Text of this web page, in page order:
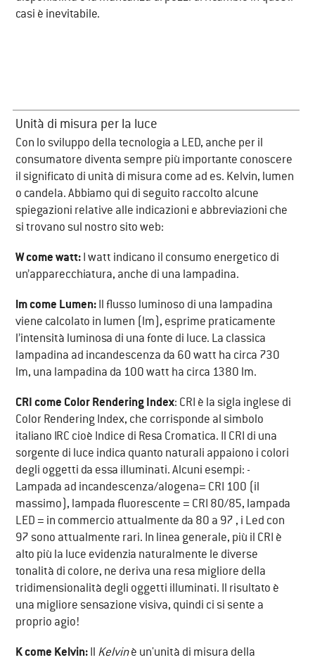
casi è inevitabile.
Unità di misura per la luce
​Con lo sviluppo della tecnologia a LED, anche per il
consumatore diventa sempre più importante conoscere
il significato di unità di misura come ad es. Kelvin, lumen
o candela. Abbiamo qui di seguito raccolto alcune
spiegazioni relative alle indicazioni e abbreviazioni che
si trovano sul nostro sito web:
W come watt: I watt indicano il consumo energetico di
un’apparecchiatura, anche di una lampadina.
lm come Lumen: Il flusso luminoso di una lampadina
viene calcolato in lumen (lm), esprime praticamente
l’intensità luminosa di una fonte di luce. La classica
lampadina ad incandescenza da 60 watt ha circa 730
lm, una lampadina da 100 watt ha circa 1380 lm.
CRI come Color Rendering Index: CRI è la sigla inglese di
Color Rendering Index, che corrisponde al simbolo
italiano IRC cioè Indice di Resa Cromatica. Il CRI di una
sorgente di luce indica quanto naturali appaiono i colori
degli oggetti da essa illuminati. Alcuni esempi: -
Lampada ad incandescenza/alogena= CRI 100 (il
massimo), lampada fluorescente = CRI 80/85, lampada
LED = in commercio attualmente da 80 a 97 , i Led con
97 sono attualmente rari. In linea generale, più il CRI è
alto più la luce evidenzia naturalmente le diverse
tonalità di colore, ne deriva una resa migliore della
tridimensionalità degli oggetti illuminati. Il risultato è
una migliore sensazione visiva, quindi ci si sente a
proprio agio!
K come Kelvin: Il Kelvinè un'unità di misura della